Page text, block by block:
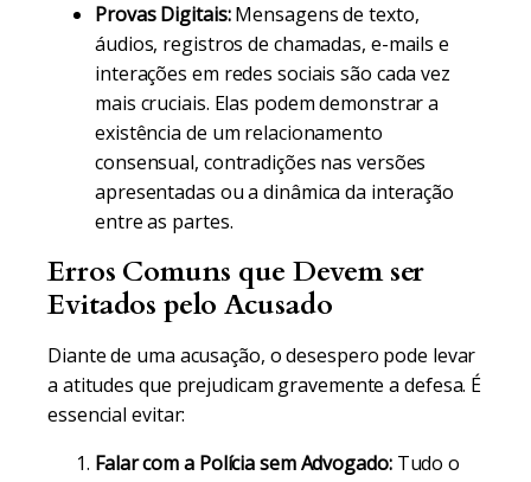
Provas Digitais:Mensagens de texto,
áudios, registros de chamadas, e-mails e
interações em redes sociais são cada vez
mais cruciais. Elas podem demonstrar a
existência de um relacionamento
consensual, contradições nas versões
apresentadas ou a dinâmica da interação
entre as partes.
Erros Comuns que Devem ser
Evitados pelo Acusado
Diante de uma acusação, o desespero pode levar
a atitudes que prejudicam gravemente a defesa. É
essencial evitar:
Falar com a Polícia sem Advogado:Tudo o